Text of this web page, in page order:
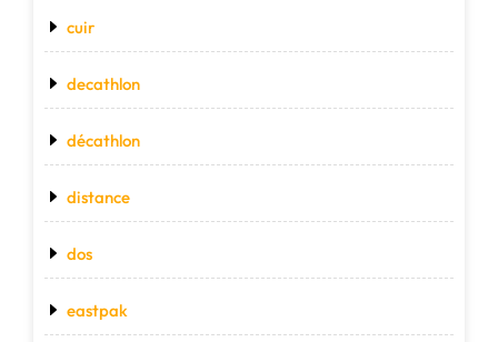
cuir
decathlon
décathlon
distance
dos
eastpak